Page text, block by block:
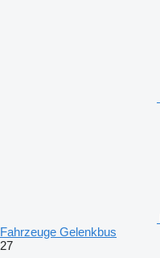
Fahrzeuge Gelenkbus
27